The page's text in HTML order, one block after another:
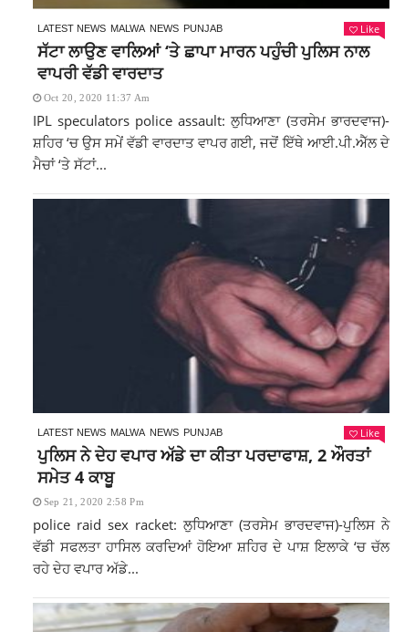
LATEST NEWS MALWA NEWS PUNJAB Like
ਸੱਟਾ ਲਾਉਣ ਵਾਲਿਆਂ ‘ਤੇ ਛਾਪਾ ਮਾਰਨ ਪਹੁੰਚੀ ਪੁਲਿਸ ਨਾਲ
ਵਾਪਰੀ ਵੱਡੀ ਵਾਰਦਾਤ
Oct 20, 2020 11:37 Am
IPL speculators police assault: ਲੁਧਿਆਣਾ (ਤਰਸੇਮ ਭਾਰਦਵਾਜ)-
ਸ਼ਹਿਰ ‘ਚ ਉਸ ਸਮੇਂ ਵੱਡੀ ਵਾਰਦਾਤ ਵਾਪਰ ਗਈ, ਜਦੋਂ ਇੱਥੇ ਆਈ.ਪੀ.ਐੱਲ ਦੇ
ਮੈਚਾਂ ‘ਤੇ ਸੱਟਾਂ...
LATEST NEWS MALWA NEWS PUNJAB Like
ਪੁਲਿਸ ਨੇ ਦੇਹ ਵਪਾਰ ਅੱਡੇ ਦਾ ਕੀਤਾ ਪਰਦਾਫਾਸ਼, 2 ਔਰਤਾਂ
ਸਮੇਤ 4 ਕਾਬੂ
Sep 21, 2020 2:58 Pm
police raid sex racket: ਲੁਧਿਆਣਾ (ਤਰਸੇਮ ਭਾਰਦਵਾਜ)-ਪੁਲਿਸ ਨੇ
ਵੱਡੀ ਸਫਲਤਾ ਹਾਸਿਲ ਕਰਦਿਆਂ ਹੋਇਆ ਸ਼ਹਿਰ ਦੇ ਪਾਸ਼ ਇਲਾਕੇ ‘ਚ ਚੱਲ
ਰਹੇ ਦੇਹ ਵਪਾਰ ਅੱਡੇ...